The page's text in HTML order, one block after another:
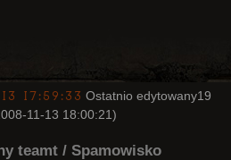
19
17:59:33 Ostatnio edytowany
11-13 18:00:21)
teamt / Spamowisko